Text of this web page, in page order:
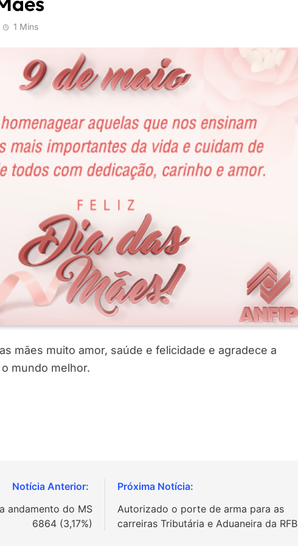
1 Mins
mães muito amor, saúde e felicidade e agradece a
mundo melhor.
andamento do MS
6864 (3,17%)
Autorizado o porte de arma para as
carreiras Tributária e Aduaneira da RFB